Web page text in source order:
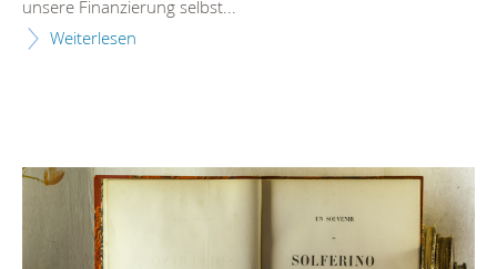
unsere Finanzierung selbst...
Weiterlesen